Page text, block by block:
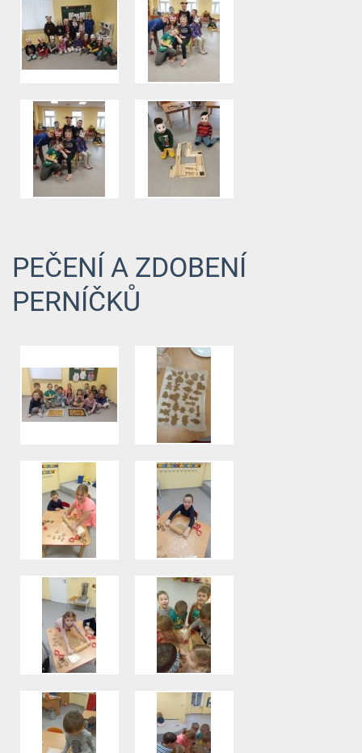
PEČENÍ A ZDOBENÍ
PERNÍČKŮ